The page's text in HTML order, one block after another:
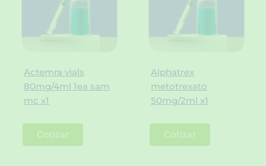
Actemra vials
80mg/4ml 1ea sam
mc x1
Cotizar
Alphatrex
metotrexato
50mg/2ml x1
Cotizar